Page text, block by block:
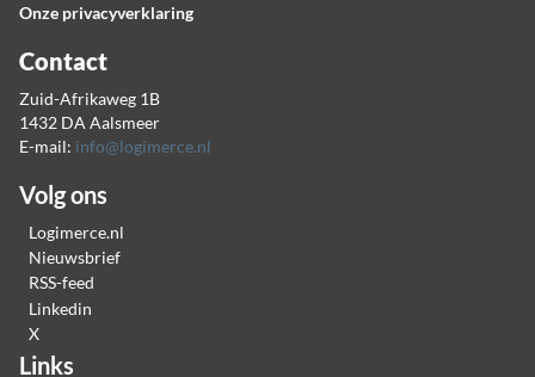
Onze privacyverklaring
Contact
Zuid-Afrikaweg 1B
1432 DA Aalsmeer
E-mail: info@logimerce.nl
Volg ons
Logimerce.nl
Nieuwsbrief
RSS-feed
Linkedin
X
Links